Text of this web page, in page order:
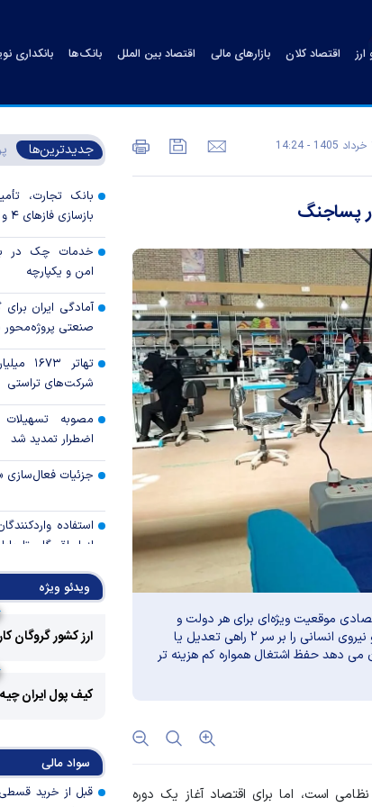
اقتصاد کلان بازارهای مالی اقتصاد بین الملل بانک‌ها بانکداری
پساجنگ
موقعیت ویژه‌ای برای هر دولت و
بنگاه تولیدی فراهم می کند، موقعیتی که می‌تواند آینده معیشت و نیروی انسانی را بر سر ۲ راهی تعدیل یا
می دهد حفظ اشتغال همواره کم هزینه تر
است، اما برای اقتصاد آغاز یک دوره
جدیدترین‌ها
بانک تجارت،
بازسازی فاز‌های ۴ و ۵ پارس جنوبی
خدمات چک در
امن و یکپارچه
آمادگی ایران
صنعتی
تهاتر
شرکت‌های تراستی
مصوبه
اضطرار تمدید شد
جزئیات فعال‌سازی
استفاده
رالی وال‌استریت،
جهان با
پروژه‌ها در اولویت
اولویت‌های
اقتصاد جنگی
ویدئو ویژه
ارز کشور گروگان
کیف پول ایران
سواد مالی